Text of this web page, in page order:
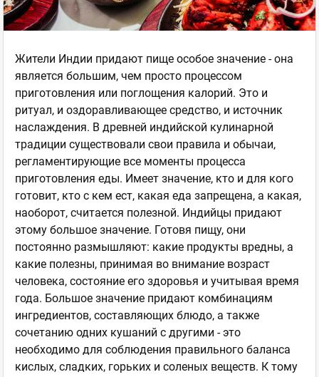
Жители Индии придают пище особое значение - она
является большим, чем просто процессом
приготовления или поглощения калорий. Это и
ритуал, и оздоравливающее средство, и источник
наслаждения. В древней индийской кулинарной
традиции существовали свои правила и обычаи,
регламентирующие все моменты процесса
приготовления еды. Имеет значение, кто и для кого
готовит, кто с кем ест, какая еда запрещена, а какая,
наоборот, считается полезной. Индийцы придают
этому большое значение. Готовя пищу, они
постоянно размышляют: какие продукты вредны, а
какие полезны, принимая во внимание возраст
человека, состояние его здоровья и учитывая время
года. Большое значение придают комбинациям
ингредиентов, составляющих блюдо, а также
сочетанию одних кушаний с другими - это
необходимо для соблюдения правильного баланса
кислых, сладких, горьких и соленых веществ. К тому